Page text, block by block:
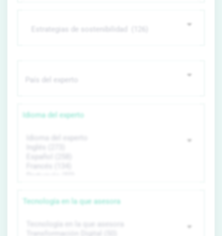
Idioma del experto
Tecnología en la que asesora